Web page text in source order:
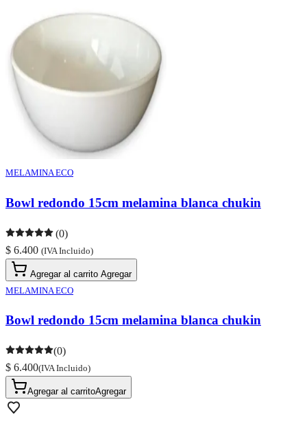
MELAMINA ECO
Bowl redondo 15cm melamina blanca chukin
(0)
$ 6.400 (IVA Incluido)
Agregar al carrito Agregar
MELAMINA ECO
Bowl redondo 15cm melamina blanca chukin
(0)
$ 6.400(IVA Incluido)
Agregar al carritoAgregar